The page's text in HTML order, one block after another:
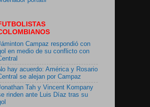
Campaz respondió con
en medio de su conflicto con
hay acuerdo: América y Rosario
se alejan por Campaz
Tah y Vincent Kompany
rinden ante Luis Díaz tras su